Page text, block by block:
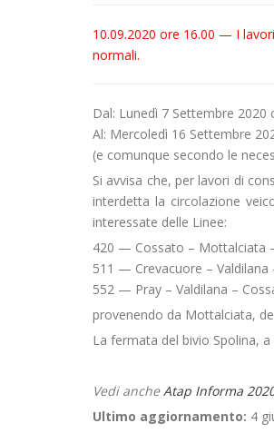
10.09.2020 ore 16.00 — I
normali.
Dal: Lunedì 7 Settembre 2020
Al: Mercoledì 16 Settembre
(e comunque secondo le
Si avvisa che, per lavori di
interdetta la circolazione
interessate delle Linee:
420 — Cossato – Mottalciata
511 — Crevacuore –
552 — Pray – Valdilana –
provenendo da Mottalciata,
La fermata del bivio Spolina,
Vedi ancheAtap Informa
Ultimo aggiornamento: 4